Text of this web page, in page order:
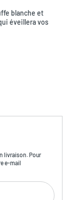
blanche et
éveillera vos
livraison. Pour
e-mail